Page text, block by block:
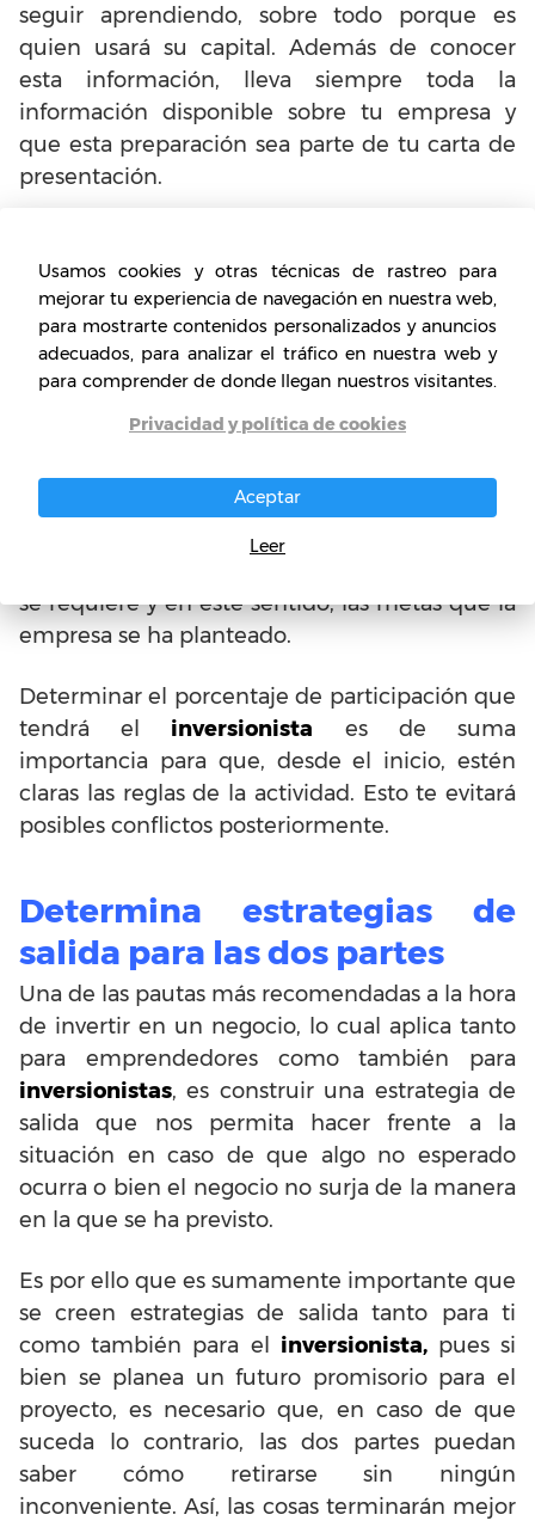
seguir aprendiendo, sobre todo porque es
quien usará su capital. Además de conocer
esta información, lleva siempre toda la
información disponible sobre tu empresa y
que esta preparación sea parte de tu carta de
presentación.
Establece el porcentaje de
participación
Una vez logres llamar la atención del
inversionistay empiecen a entrar en los
detalles acerca de la participación, es
necesario que desde el primer momento esté
claro cuál es el porcentaje de participación
accionaria que como dueño del negocio, estás
en la disposición de ceder. Aquí también se
se requiere y en este sentido, las metas que la
empresa se ha planteado.
Determinar el porcentaje de participación que
tendrá el inversionista es de suma
importancia para que, desde el inicio, estén
claras las reglas de la actividad. Esto te evitará
posibles conflictos posteriormente.
Determina estrategias de
salida para las dos partes
Una de las pautas más recomendadas a la hora
de invertir en un negocio, lo cual aplica tanto
para emprendedores como también para
inversionistas, es construir una estrategia de
salida que nos permita hacer frente a la
situación en caso de que algo no esperado
ocurra o bien el negocio no surja de la manera
en la que se ha previsto.
Es por ello que es sumamente importante que
se creen estrategias de salida tanto para ti
como también para el inversionista,pues si
bien se planea un futuro promisorio para el
proyecto, es necesario que, en caso de que
suceda lo contrario, las dos partes puedan
saber cómo retirarse sin ningún
inconveniente. Así, las cosas terminarán mejor
Usamos cookies y otras técnicas de rastreo para
mejorar tu experiencia de navegación en nuestra web,
para mostrarte contenidos personalizados y anuncios
adecuados, para analizar el tráfico en nuestra web y
para comprender de donde llegan nuestros visitantes.
Privacidad y política de cookies
Aceptar
Leer